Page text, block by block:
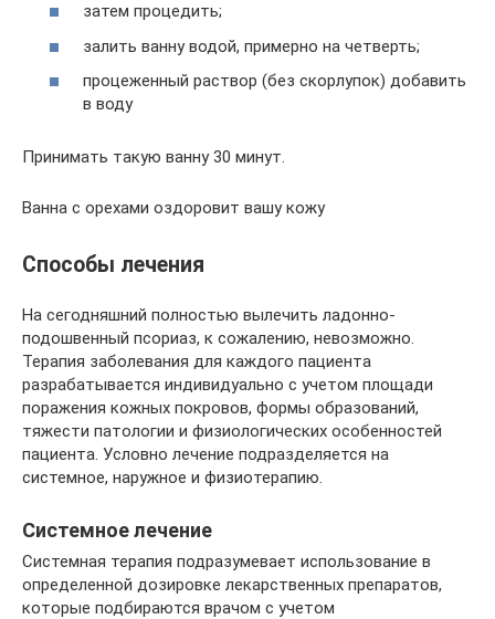
затем процедить;
залить ванну водой, примерно на четверть;
процеженный раствор (без скорлупок) добавить
в воду
Принимать такую ванну 30 минут.
Ванна с орехами оздоровит вашу кожу
Способы лечения
На сегодняшний полностью вылечить ладонно-
подошвенный псориаз, к сожалению, невозможно.
Терапия заболевания для каждого пациента
разрабатывается индивидуально с учетом площади
поражения кожных покровов, формы образований,
тяжести патологии и физиологических особенностей
пациента. Условно лечение подразделяется на
системное, наружное и физиотерапию.
Системное лечение
Системная терапия подразумевает использование в
определенной дозировке лекарственных препаратов,
которые подбираются врачом с учетом